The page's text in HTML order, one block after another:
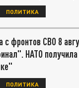
ПОЛИТИКА
с фронтов СВО 8
НАТО
ПОЛИТИКА